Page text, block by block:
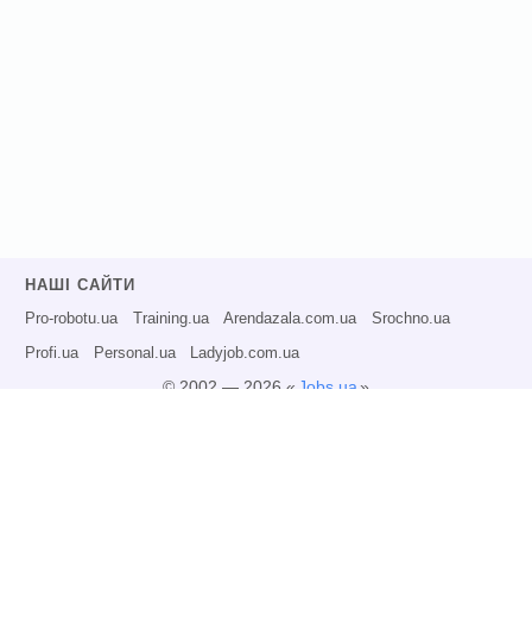
НАШІ САЙТИ
Pro-robotu.ua Training.ua Arendazala.com.ua Srochno.ua
Profi.ua Personal.ua Ladyjob.com.ua
© 2002 — 2026 « Jobs.ua»